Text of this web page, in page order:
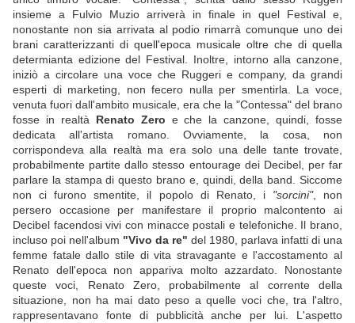
insieme a Fulvio Muzio arriverà in finale in quel Festival e,
nonostante non sia arrivata al podio rimarrà comunque uno dei
brani caratterizzanti di quell'epoca musicale oltre che di quella
determianta edizione del Festival. Inoltre, intorno alla canzone,
iniziò a circolare una voce che Ruggeri e company, da grandi
esperti di marketing, non fecero nulla per smentirla. La voce,
venuta fuori dall'ambito musicale, era che la "Contessa" del brano
fosse in realtà Renato Zero e che la canzone, quindi, fosse
dedicata all'artista romano. Ovviamente, la cosa, non
corrispondeva alla realtà ma era solo una delle tante trovate,
probabilmente partite dallo stesso entourage dei Decibel, per far
parlare la stampa di questo brano e, quindi, della band. Siccome
non ci furono smentite, il popolo di Renato, i "sorcini", non
persero occasione per manifestare il proprio malcontento ai
Decibel facendosi vivi con minacce postali e telefoniche. Il brano,
incluso poi nell'album "Vivo da re" del 1980, parlava infatti di una
femme fatale dallo stile di vita stravagante e l'accostamento al
Renato dell'epoca non appariva molto azzardato. Nonostante
queste voci, Renato Zero, probabilmente al corrente della
situazione, non ha mai dato peso a quelle voci che, tra l'altro,
rappresentavano fonte di pubblicità anche per lui. L'aspetto